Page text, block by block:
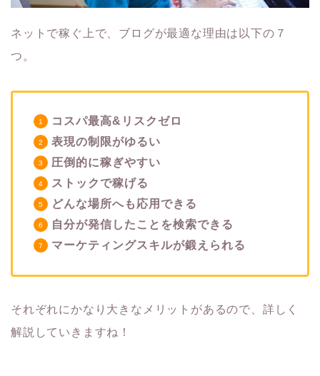
ネットで稼ぐ上で、ブログが最適な理由は以下の７
つ。
コスパ最高&リスクゼロ
表現の制限がゆるい
圧倒的に稼ぎやすい
ストックで稼げる
どんな場所へも応用できる
自分が発信したことを検索できる
マーケティングスキルが鍛えられる
それぞれにかなり大きなメリットがあるので、詳しく
解説していきますね！